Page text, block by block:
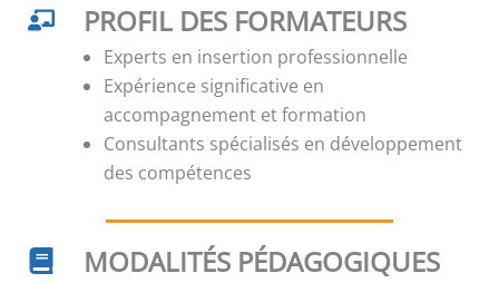
PROFIL DES FORMATEURS
Experts en insertion professionnelle
Expérience significative en
accompagnement et formation
Consultants spécialisés en développement
des compétences
MODALITÉS PÉDAGOGIQUES